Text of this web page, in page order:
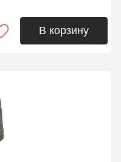
В корзину